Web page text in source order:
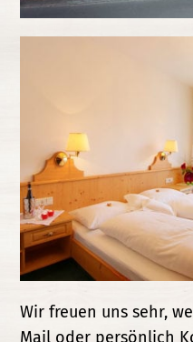
Wir freuen uns sehr,
Mail oder persönlich